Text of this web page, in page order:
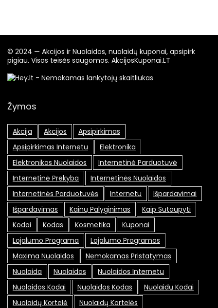
© 2024 — Akcijos ir Nuolaidos, nuolaidų kuponai, apsipirk
pigiau. Visos teisės saugomos. AkcijosKuponai.LT
Žymos
Akcija Akcijos
Apsipirkimas
Apsipirkimas Internetu
Elektronika
Elektronikos Nuolaidos
Internetinė Parduotuvė
Internetinė Prekyba
Internetinės Nuolaidos
Internetinės Parduotuvės
Internetu
Išpardavimai
Išpardavimas
Kainų Palyginimas
Kaip Sutaupyti
Kodai
Kodas Kosmetika
Kuponai
Lojalumo Programa
Lojalumo Programos
Maxima Nuolaidos
Nemokamas Pristatymas
Nuolaida
Nuolaidos
Nuolaidos Internetu
Nuolaidos Kodai
Nuolaidos Kodas
Nuolaidų Kodai
Nuolaidų Kortelė
Nuolaidų Kortelės